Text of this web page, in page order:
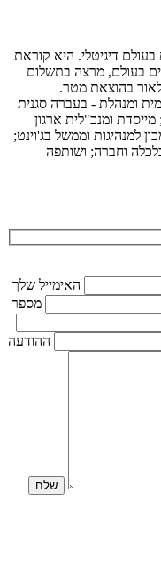
בעולם דיגיטלי. היא קוראת
בעולם, מרצה בתשלום
בהוצאת מטר.
ומנהלת - בעברה סגנית
ומנכ"לית ארגון
למנהיגות וממשל בג'וינט;
וחברה; ושותפה
האימייל שלך
מספר
ההודעה